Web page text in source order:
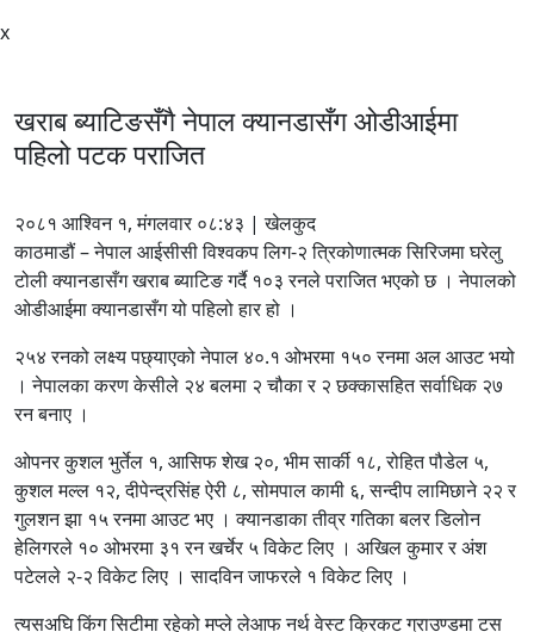
x
खराब ब्याटिङसँगै नेपाल क्यानडासँग ओडीआईमा
पहिलो पटक पराजित
२०८१ आश्विन १, मंगलवार ०८:४३ | खेलकुद
काठमाडौं – नेपाल आईसीसी विश्वकप लिग-२ त्रिकोणात्मक सिरिजमा घरेलु
टोली क्यानडासँग खराब ब्याटिङ गर्दै १०३ रनले पराजित भएको छ । नेपालको
ओडीआईमा क्यानडासँग यो पहिलो हार हो ।
२५४ रनको लक्ष्य पछ्याएको नेपाल ४०.१ ओभरमा १५० रनमा अल आउट भयो
। नेपालका करण केसीले २४ बलमा २ चौका र २ छक्कासहित सर्वाधिक २७
रन बनाए ।
ओपनर कुशल भुर्तेल १, आसिफ शेख २०, भीम सार्की १८, रोहित पौडेल ५,
कुशल मल्ल १२, दीपेन्द्रसिंह ऐरी ८, सोमपाल कामी ६, सन्दीप लामिछाने २२ र
गुलशन झा १५ रनमा आउट भए । क्यानडाका तीव्र गतिका बलर डिलोन
हेलिगरले १० ओभरमा ३१ रन खर्चेर ५ विकेट लिए । अखिल कुमार र अंश
पटेलले २-२ विकेट लिए । सादविन जाफरले १ विकेट लिए ।
त्यसअघि किंग सिटीमा रहेको मप्ले लेआफ नर्थ वेस्ट क्रिकट ग्राउण्डमा टस